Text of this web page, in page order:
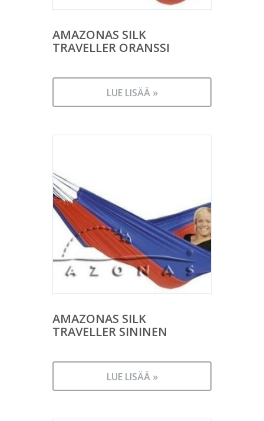
AMAZONAS SILK
TRAVELLER ORANSSI
LUE LISÄÄ »
AMAZONAS SILK
TRAVELLER SININEN
LUE LISÄÄ »